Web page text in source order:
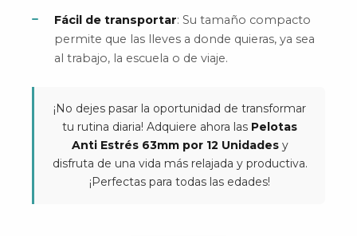
Fácil de transportar: Su tamaño compacto
permite que las lleves a donde quieras, ya sea
al trabajo, la escuela o de viaje.
¡No dejes pasar la oportunidad de transformar
tu rutina diaria! Adquiere ahora las Pelotas
Anti Estrés 63mm por 12 Unidadesy
disfruta de una vida más relajada y productiva.
¡Perfectas para todas las edades!